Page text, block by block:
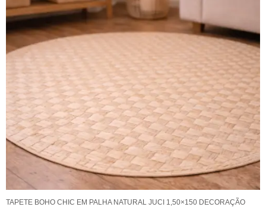
TAPETE BOHO CHIC EM PALHA NATURAL JUCI 1,50×150 DECORAÇÃO